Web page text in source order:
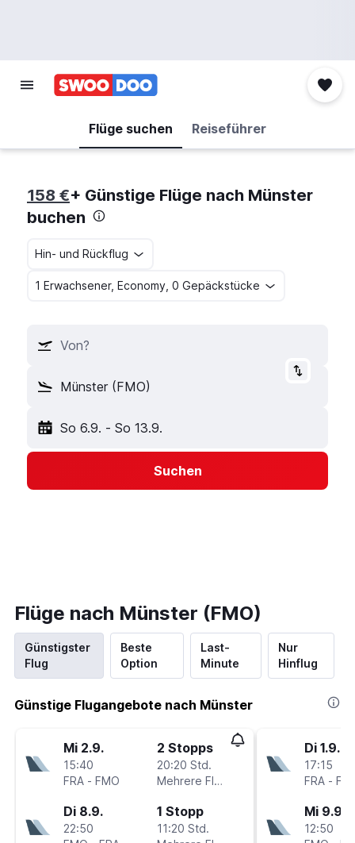
Flüge suchen Reiseführer
158 €+ Günstige Flüge nach Münster
buchen
Hin- und Rückflug
1 Erwachsener, Economy, 0 Gepäckstücke
Von?
Münster (FMO)
So 6.9. - So 13.9.
Suchen
Flüge nach Münster (FMO)
Günstigster
Flug
Beste
Option
Last-
Minute
Nur
Hinflug
Günstige Flugangebote nach Münster
Mi 2.9.
15:40
FRA - FMO
2 Stopps
20:20 Std.
Mehrere Fluglinien
Di 8.9.
22:50
1 Stopp
11:20 Std.
Di 1.9.
17:15
FRA -
Mi 9.9.
12:50